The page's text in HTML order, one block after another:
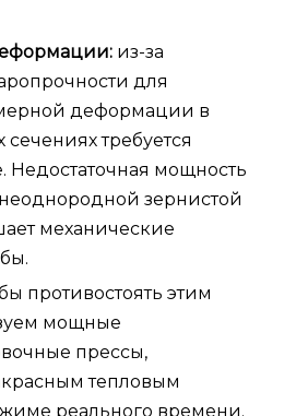
из-за
для
деформации в
требуется
Недостаточная мощность
зернистой
механические
противостоять этим
мощные
прессы,
тепловым
реального времени.